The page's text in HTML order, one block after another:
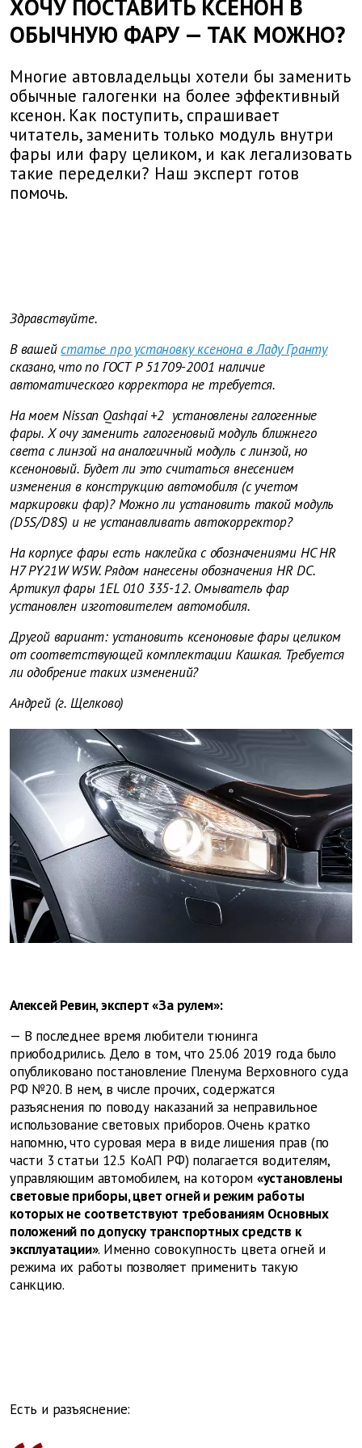
ХОЧУ ПОСТАВИТЬ КСЕНОН В
ОБЫЧНУЮ ФАРУ — ТАК МОЖНО?
Многие автовладельцы хотели бы заменить
обычные галогенки на более эффективный
ксенон. Как поступить, спрашивает
читатель, заменить только модуль внутри
фары или фару целиком, и как легализовать
такие переделки? Наш эксперт готов
помочь.
Здравствуйте.
В вашей статье про установку ксенона в Ладу Гранту
сказано, что по ГОСТ Р 51709-2001 наличие
автоматического корректора не требуется.
На моем Nissan Qashqai +2 установлены галогенные
фары. Х очу заменить галогеновый модуль ближнего
света с линзой на аналогичный модуль с линзой, но
ксеноновый. Будет ли это считаться внесением
изменения в конструкцию автомобиля (с учетом
маркировки фар)? Можно ли установить такой модуль
(D5S/D8S) и не устанавливать автокорректор?
На корпусе фары есть наклейка с обозначениями HC HR
H7 PY21W W5W. Рядом нанесены обозначения HR DC.
Артикул фары 1EL 010 335-12. Омыватель фар
установлен изготовителем автомобиля.
Другой вариант: установить ксеноновые фары целиком
от соответствующей комплектации Кашкая. Требуется
ли одобрение таких изменений?
Андрей (г. Щелково)
Алексей Ревин, эксперт «За рулем»:
— В последнее время любители тюнинга
приободрились. Дело в том, что 25.06 2019 года было
опубликовано постановление Пленума Верховного суда
РФ №20. В нем, в числе прочих, содержатся
разъяснения по поводу наказаний за неправильное
использование световых приборов. Очень кратко
напомню, что суровая мера в виде лишения прав (по
части 3 статьи 12.5 КоАП РФ) полагается водителям,
управляющим автомобилем, на котором «установлены
световые приборы, цвет огней и режим работы
которых не соответствуют требованиям Основных
положений по допуску транспортных средств к
эксплуатации». Именно совокупность цвета огней и
режима их работы позволяет применить такую
санкцию.
Есть и разъяснение: